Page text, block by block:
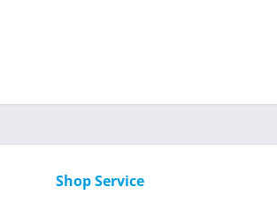
Shop Service